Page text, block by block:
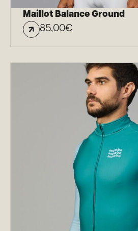
Maillot Balance Ground
85,00€